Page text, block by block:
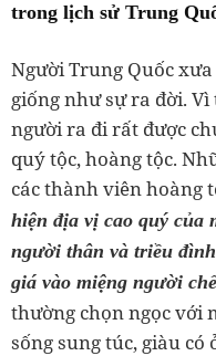
trong lịch sử Trung
Người Trung Quốc
giống như sự ra đời.
người ra đi rất được
quý tộc, hoàng tộc.
các thành viên hoàng
hiện địa vị cao quý của
người thân và triều
giá vào miệng người
thường chọn ngọc với
sống sung túc, giàu